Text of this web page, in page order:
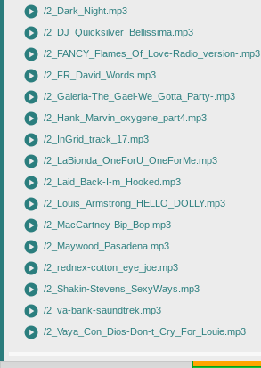
play_circle /2_Dark_Night.mp3
play_circle /2_DJ_Quicksilver_Bellissima.mp3
play_circle /2_FANCY_Flames_Of_Love-Radio_version-.mp3
play_circle /2_FR_David_Words.mp3
play_circle /2_Galeria-The_Gael-We_Gotta_Party-.mp3
play_circle /2_Hank_Marvin_oxygene_part4.mp3
play_circle /2_InGrid_track_17.mp3
play_circle /2_LaBionda_OneForU_OneForMe.mp3
play_circle /2_Laid_Back-I-m_Hooked.mp3
play_circle /2_Louis_Armstrong_HELLO_DOLLY.mp3
play_circle /2_MacCartney-Bip_Bop.mp3
play_circle /2_Maywood_Pasadena.mp3
play_circle /2_rednex-cotton_eye_joe.mp3
play_circle /2_Shakin-Stevens_SexyWays.mp3
play_circle /2_va-bank-saundtrek.mp3
play_circle /2_Vaya_Con_Dios-Don-t_Cry_For_Louie.mp3